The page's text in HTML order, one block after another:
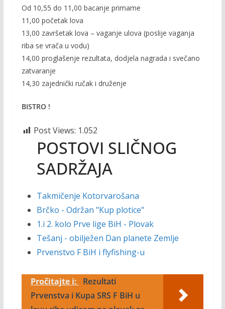
Od 10,55 do 11,00 bacanje primame
11,00 početak lova
13,00 završetak lova – vaganje ulova (poslije vaganja
riba se vrača u vodu)
14,00 proglašenje rezultata, dodjela nagrada i svečano
zatvaranje
14,30 zajednički ručak i druženje
BISTRO !
Post Views: 1.052
POSTOVI SLIČNOG
SADRŽAJA
Takmičenje Kotorvarošana
Brčko - Održan "Kup plotice"
1.i 2. kolo Prve lige BiH - Plovak
Tešanj - obilježen Dan planete Zemlje
Prvenstvo F BiH i flyfishing-u
Pročitajte i:
Rezultati
Prvenstva i Kupa SRS F BiH u